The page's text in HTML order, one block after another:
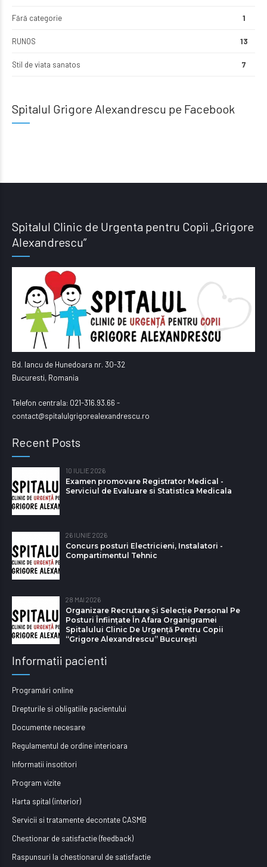
Fără categorie 1
RUNOS 13
Stil de viata sanatos 7
Spitalul Grigore Alexandrescu pe Facebook
Spitalul Clinic de Urgenta pentru Copii „Grigore
Alexandrescu”
Bd. Iancu de Hunedoara nr. 30-32
Bucuresti, Romania
Telefon centrala: 021-316.93.66 -
contact@spitalulgrigorealexandrescu.ro
Recent Posts
10 IULIE 2026
Examen promovare Registrator Medical -
Serviciul de Evaluare si Statistica Medicala
26 IUNIE 2026
Concurs posturi Electricieni, Instalatori -
Compartimentul Tehnic
28 MAI 2026
Organizare Recrutare Și Selecție Personal Pe
Posturi Înființate În Afara Organigramei
Spitalului Clinic De Urgență Pentru Copii
“Grigore Alexandrescu” Bucureşti
Informatii pacienti
Programări online
Drepturile si obligatiile pacientului
Documente necesare
Regulamentul de ordine interioara
Informatii insotitori
Program vizite
Harta spital (interior)
Servicii si tratamente decontate CASMB
Chestionar de satisfactie (feedback)
Raspunsuri la chestionarul de satisfactie